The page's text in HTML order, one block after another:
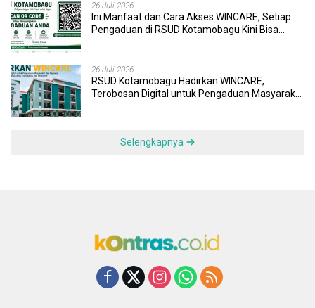
26 Juli 2026
Ini Manfaat dan Cara Akses WINCARE, Setiap
Pengaduan di RSUD Kotamobagu Kini Bisa
26 Juli 2026
RSUD Kotamobagu Hadirkan WINCARE,
Terobosan Digital untuk Pengaduan Masyarakat
Selengkapnya